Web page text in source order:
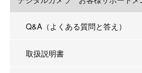
Q&A（よくある質問と答え）
取扱説明書